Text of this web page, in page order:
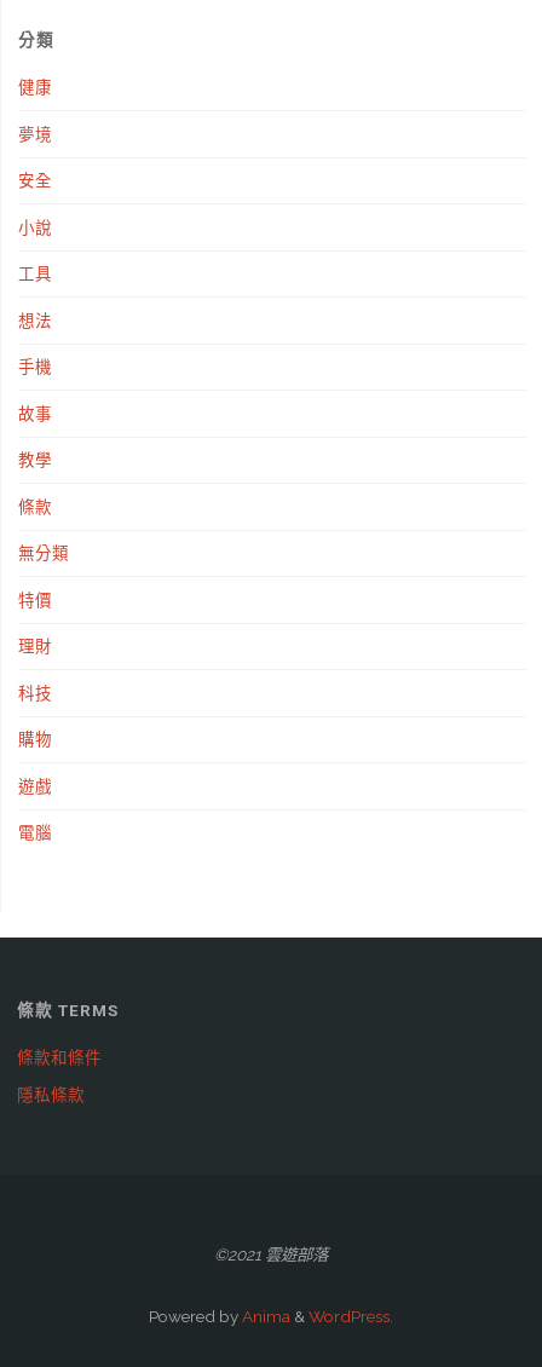
分類
健康
夢境
安全
小說
工具
想法
手機
故事
教學
條款
無分類
特價
理財
科技
購物
遊戲
電腦
條款 TERMS
條款和條件
隱私條款
©2021 雲遊部落
Powered byAnima & WordPress.